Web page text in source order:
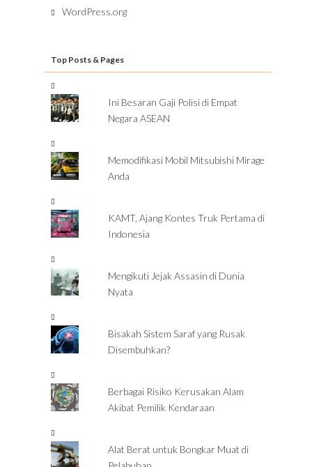
WordPress.org
Top Posts & Pages
Ini Besaran Gaji Polisi di Empat
Negara ASEAN
Memodifikasi Mobil Mitsubishi Mirage
Anda
KAMT, Ajang Kontes Truk Pertama di
Indonesia
Mengikuti Jejak Assasin di Dunia
Nyata
Bisakah Sistem Saraf yang Rusak
Disembuhkan?
Berbagai Risiko Kerusakan Alam
Akibat Pemilik Kendaraan
Alat Berat untuk Bongkar Muat di